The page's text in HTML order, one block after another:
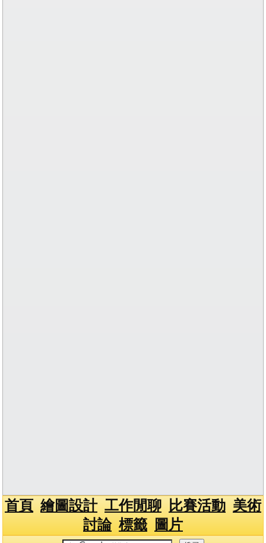
首頁 繪圖設計 工作閒聊 比賽活動 美術
討論 標籤 圖片